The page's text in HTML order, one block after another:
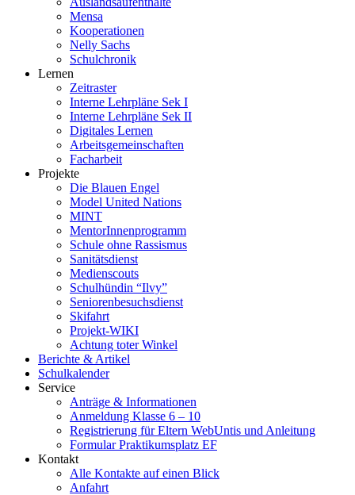
Mensa
Kooperationen
Nelly Sachs
Schulchronik
Lernen
Zeitraster
Interne Lehrpläne Sek I
Interne Lehrpläne Sek II
Digitales Lernen
Arbeitsgemeinschaften
Facharbeit
Projekte
Die Blauen Engel
Model United Nations
MINT
MentorInnenprogramm
Schule ohne Rassismus
Sanitätsdienst
Medienscouts
Schulhündin “Ilvy”
Seniorenbesuchsdienst
Skifahrt
Projekt-WIKI
Achtung toter Winkel
Berichte & Artikel
Schulkalender
Service
Anträge & Informationen
Anmeldung Klasse 6 – 10
Registrierung für Eltern WebUntis und Anleitung
Formular Praktikumsplatz EF
Kontakt
Alle Kontakte auf einen Blick
Anfahrt